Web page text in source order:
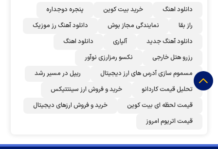
دانلود اهنگ خرید بیت کوین
پنجره دوجداره
راز بقا
نمایندگی مجاز بوش
دانلود آهنگ رز‌ موزیک
دانلود آهنگ جدید
آلپاری
دانلود اهنگ
رزرو هتل خارجی
نکسو رمزارزی نوآور
مسموم سازی آدرس های ارز دیجیتال
ریپل در مسیر رشد
تحلیل قیمت کاردانو
خرید و فروش ارز سینتتیکس
قیمت لحظه ای بیت کوین
خرید و فروش ارزهای دیجیتال
قیمت اتریوم امروز